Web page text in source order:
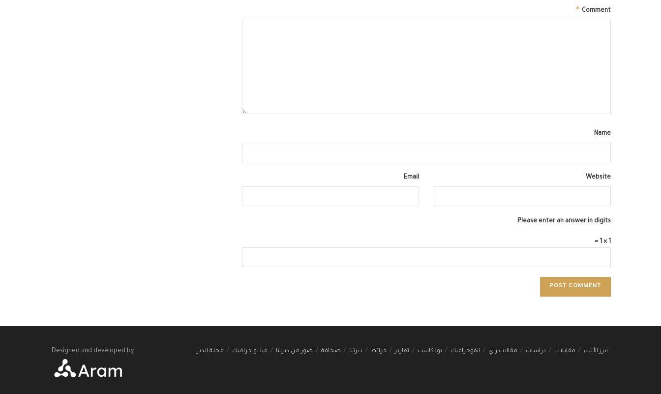
Comment
*
Name
Email Website
Please enter an answer in digits:
1 × 1 =
أبرز الأنباء مقابلات دراسات مقالات رأي انفوجرافيك بودكاست تقارير خرائط ديرتنا صحافة صور من ديرتنا فيديو جرافيك مجلة الدير Designed and developed by